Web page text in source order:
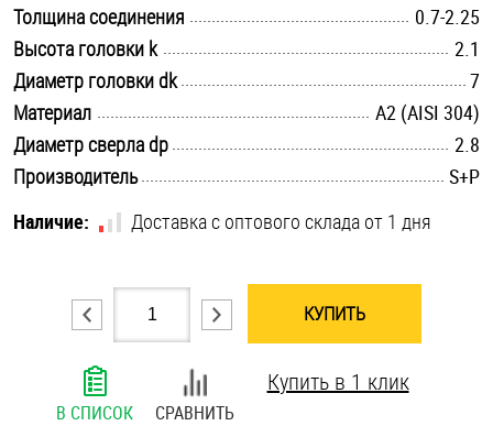
Шпильки
Шплинты
Штифты и пальцы
Толщина соединения
0.7-2.25
Высота головки k
2.1
Диаметр головки dk
7
Материал
А2 (AISI 304)
Диаметр сверла dp
2.8
Производитель
S+P
Наличие:
Доставка с оптового склада от 1 дня
КУПИТЬ
В СПИСОК СРАВНИТЬ
Купить в 1 клик